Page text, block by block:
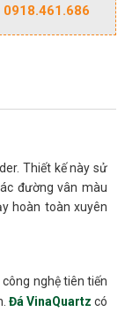
0918.461.686
Thiết kế này sử
đường vân màu
hoàn toàn xuyên
nghệ tiên tiến
Đá VinaQuartz có